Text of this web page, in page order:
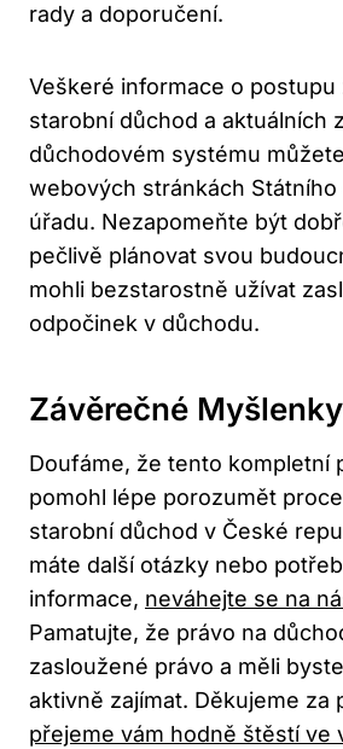
rady a doporučení.
Veškeré informace o postupu
starobní důchod a aktuálních
důchodovém systému
webových stránkách
úřadu. Nezapomeňte být
pečlivě plánovat svou
mohli bezstarostně užívat
odpočinek v důchodu.
Závěrečné Myšlenky
Doufáme, že tento kompletní
pomohl lépe porozumět
starobní důchod v České
máte další otázky nebo
informace, neváhejte se na
Pamatujte, že právo na
zasloužené právo a měli
aktivně zajímat. Děkujeme za
přejeme vám hodně štěstí ve